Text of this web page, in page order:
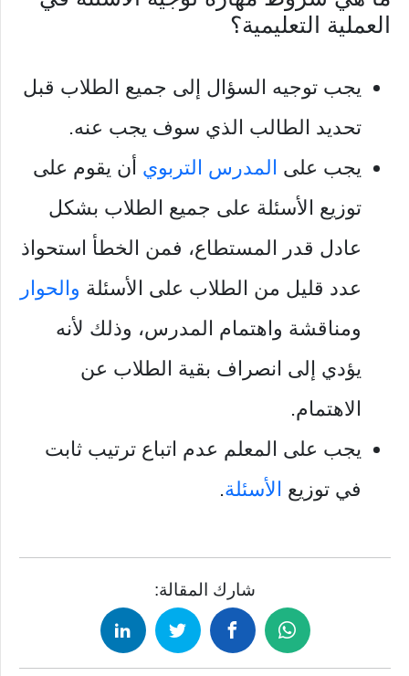
العملية التعليمية؟
يجب توجيه السؤال إلى جميع الطلاب قبل
تحديد الطالب الذي سوف يجب عنه.
يجب على المدرس التربوي أن يقوم على
توزيع الأسئلة على جميع الطلاب بشكل
عادل قدر المستطاع، فمن الخطأ استحواذ
عدد قليل من الطلاب على الأسئلة والحوار
ومناقشة واهتمام المدرس، وذلك لأنه
يؤدي إلى انصراف بقية الطلاب عن
الاهتمام.
يجب على المعلم عدم اتباع ترتيب ثابت
في توزيع الأسئلة.
شارك المقالة: